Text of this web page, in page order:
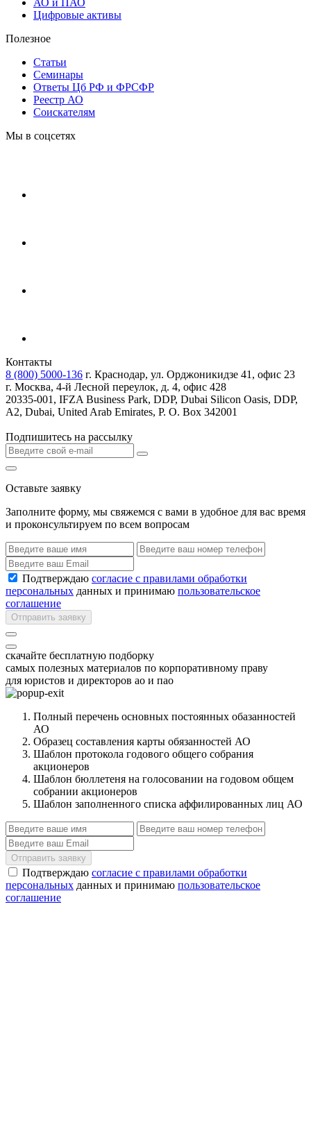
АО и ПАО
Цифровые активы
Полезное
Статьи
Cеминары
Ответы Цб РФ и ФРСФР
Реестр АО
Соискателям
Мы в соцсетях
Контакты
8 (800) 5000-136 г. Краснодар, ул. Орджоникидзе 41, офис 23
г. Москва, 4-й Лесной переулок, д. 4, офис 428
20335-001, IFZA Business Park, DDP, Dubai Silicon Oasis, DDP,
A2, Dubai, United Arab Emirates, P. O. Box 342001
Подпишитесь на рассылку
Оставьте заявку
Заполните форму, мы свяжемся с вами в удобное для вас время
и проконсультируем по всем вопросам
Подтверждаю согласие с правилами обработки
персональных данных и принимаю пользовательское
соглашение
Отправить заявку
скачайте бесплатную подборку
самых полезных материалов по корпоративному праву
для юристов и директоров ао и пао
Полный перечень основных постоянных обазанностей
АО
Образец составления карты обязанностей АО
Шаблон протокола годового общего собрания
акционеров
Шаблон бюллетеня на голосовании на годовом общем
собрании акционеров
Шаблон заполненного списка аффилированных лиц АО
Отправить заявку
Подтверждаю согласие с правилами обработки
персональных данных и принимаю пользовательское
соглашение